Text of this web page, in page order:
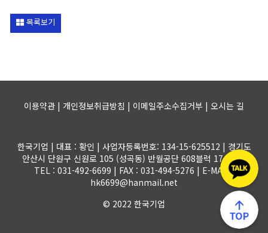
목록보기
이용약관 | 개인정보취급방침 | 이메일주소수집거부 | 오시는 길
한국기업 | 대표 : 황인 | 사업자등록번호: 134-15-625512 | 경기도
안산시 단원구 신원로 105 (성곡동) 반월공단 608블럭 17-1롯트
TEL : 031-492-6699 | FAX : 031-494-5276 | E-MAIL :
hk6699@hanmail.net
© 2022 한국기업